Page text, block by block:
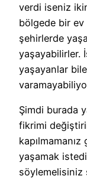
verdi iseniz
bölgede bir ev
şehirlerde
yaşayabilirler.
yaşayanlar
Şimdi burada
fikrimi
yaşamak
söylemelisiniz